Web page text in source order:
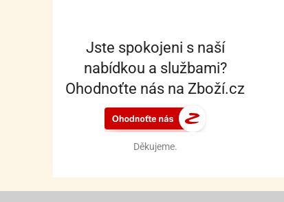
Jste spokojeni s naší
nabídkou a službami?
Ohodnoťte nás na Zboží.cz
Děkujeme.